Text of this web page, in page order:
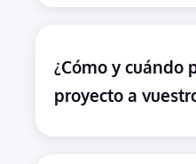
¿Cómo y cuándo
proyecto a